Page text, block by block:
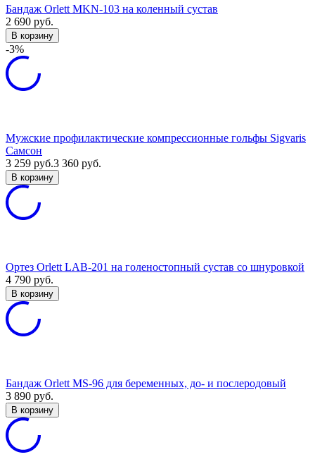
Бандаж Orlett MKN-103 на коленный сустав
2 690 руб.
В корзину
-3%
Мужские профилактические компрессионные гольфы Sigvaris
Самсон
3 259 руб.3 360 руб.
В корзину
Ортез Orlett LAB-201 на голеностопный сустав со шнуровкой
4 790 руб.
В корзину
Бандаж Orlett MS-96 для беременных, до- и послеродовый
3 890 руб.
В корзину